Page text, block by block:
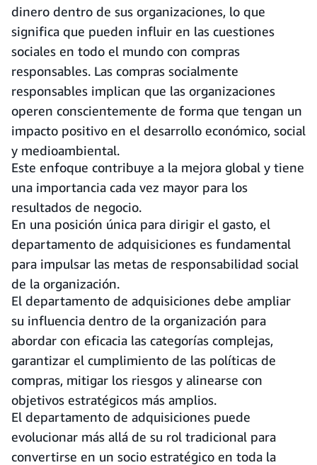
dinero dentro de sus organizaciones, lo que
significa que pueden influir en las cuestiones
sociales en todo el mundo con compras
responsables. Las compras socialmente
responsables implican que las organizaciones
operen conscientemente de forma que tengan un
impacto positivo en el desarrollo económico, social
y medioambiental.
Este enfoque contribuye a la mejora global y tiene
una importancia cada vez mayor para los
resultados de negocio.
En una posición única para dirigir el gasto, el
departamento de adquisiciones es fundamental
para impulsar las metas de responsabilidad social
de la organización.
El departamento de adquisiciones debe ampliar
su influencia dentro de la organización para
abordar con eficacia las categorías complejas,
garantizar el cumplimiento de las políticas de
compras, mitigar los riesgos y alinearse con
objetivos estratégicos más amplios.
El departamento de adquisiciones puede
evolucionar más allá de su rol tradicional para
convertirse en un socio estratégico en toda la